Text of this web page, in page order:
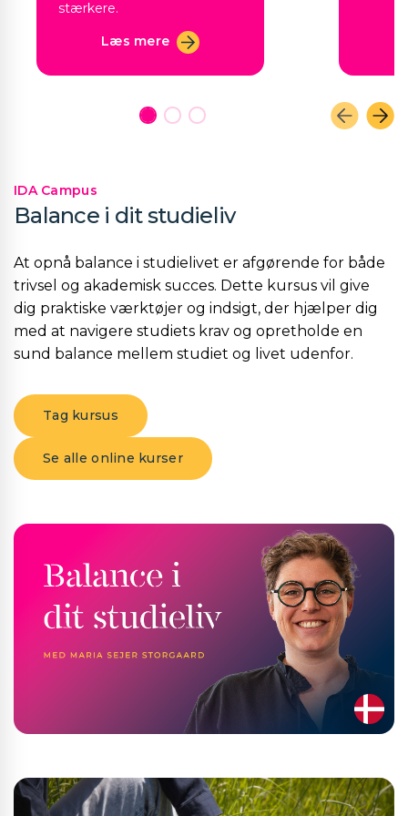
stærkere.
Læs mere
IDA Campus
Balance i dit studieliv
At opnå balance i studielivet er afgørende for både
trivsel og akademisk succes. Dette kursus vil give
dig praktiske værktøjer og indsigt, der hjælper dig
med at navigere studiets krav og opretholde en
sund balance mellem studiet og livet udenfor.
Tag kursus
Se alle online kurser